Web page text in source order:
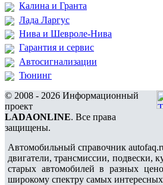
Калина и Гранта
Лада Ларгус
Нива и Шевроле-Нива
Гарантия и сервис
Автосигнализации
Тюнинг
© 2008 - 2026 Информационный
проект
LADAONLINE. Все права
защищены.
Автомобильный справочник
двигатели, трансмиссии,
старых автомобилей в разных
широкому спектру самых